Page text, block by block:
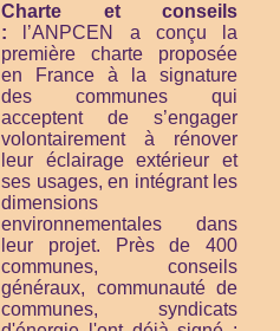
Charte et conseils
: l’ANPCEN a conçu la
première charte proposée
en France à la signature
des communes qui
acceptent de s’engager
volontairement à rénover
leur éclairage extérieur et
ses usages, en intégrant les
dimensions
environnementales dans
leur projet. Près de 400
communes, conseils
généraux, communauté de
communes, syndicats